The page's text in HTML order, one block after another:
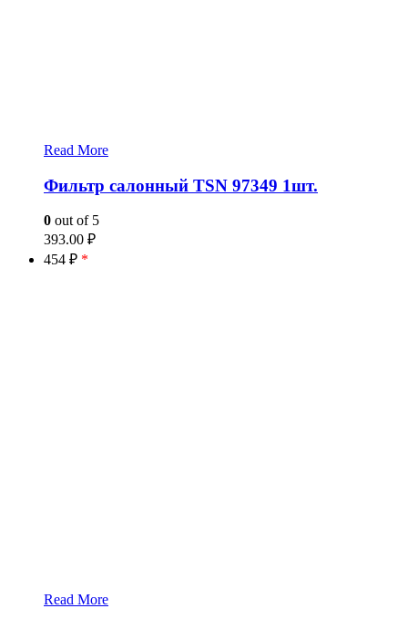
Read More
Фильтр салонный TSN 97349 1шт.
0 out of 5
393.00 ₽
454 ₽ *
Read More